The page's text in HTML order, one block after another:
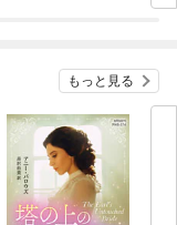
もっと見る